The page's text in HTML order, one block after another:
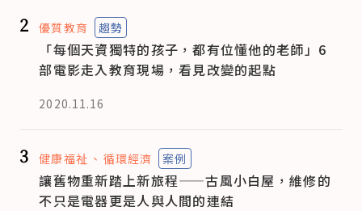
2 優質教育 趨勢
「每個天資獨特的孩子，都有位懂他的老師」6
部電影走入教育現場，看見改變的起點
2020.11.16
3 健康福祉 循環經濟 案例
讓舊物重新踏上新旅程——古風小白屋，維修的
不只是電器更是人與人間的連結